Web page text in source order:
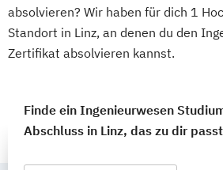
absolvieren? Wir haben für dich 1
Standort in Linz, an denen du den
Zertifikat absolvieren kannst.
Finde ein Ingenieurwesen
Abschluss in Linz, das zu dir